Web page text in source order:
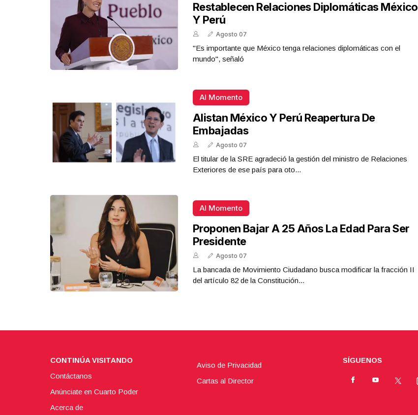
Restablecen Relaciones Diplomáticas México
Y Perú
Agosto 07
"Es importante que México tenga relaciones diplomáticas con el
mundo", señaló
Al Momento
Alistan México Y Perú Reapertura De
Embajadas
Agosto 07
El titular de la SRE agradeció la gestión del ministro de Relaciones
Exteriores de ese país para oto...
Al Momento
Proponen Bajar A 25 Años La Edad Para Ser
Presidente
Agosto 07
La bancada de Movimiento Ciudadano busca modificar la fracción II
del artículo 82 de la Constitución...
CONTINÚA VISITANDO
Contáctanos
Anúnciate en Cuarto Poder
Acerca de
Aviso de Privacidad
Cartas al Director
SÍGUENOS